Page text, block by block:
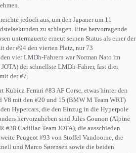
jedoch aus, um den Japaner um 11
zu schlagen. Eine hervorragende
untermauerte erneut seinen Status als einer der
der #94 den vierten Platz, nur 73
vier LMDh-Fahrern war Norman Nato im
der schnellste LMDh-Fahrer, fast drei
der #7.
Ferrari #83 AF Corse, etwas hinter den
mit den #20 und 15 (BMW M Team WRT)
Hypercars, die den Einzug in die Hyperpole
hervorzuheben sind Jules Gounon (Alpine
#38 Cadillac Team JOTA), die ausschieden.
Peugeot #93 von Stoffel Vandoorne, die
und Marco Sørensen sowie die beiden